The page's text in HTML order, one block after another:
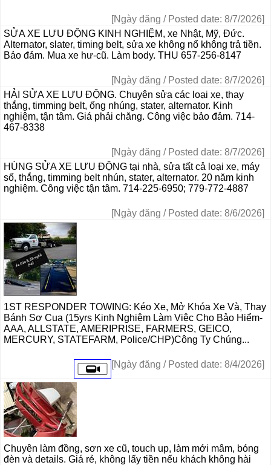
[Ngày đăng / Posted date: 8/7/2026]
SỬA XE LƯU ĐỘNG KINH NGHIỆM, xe Nhật, Mỹ, Đức.
Alternator, slater, timing belt, sửa xe không nổ không trả tiền.
Bảo đảm. Mua xe hư-cũ. Làm body. THU 657-256-8147
[Ngày đăng / Posted date: 8/7/2026]
HẢI SỬA XE LƯU ĐỘNG. Chuyên sửa các loại xe, thay
thắng, timming belt, ống nhúng, stater, alternator. Kinh
nghiệm, tận tâm. Giá phải chăng. Công việc bảo đảm. 714-
467-8338
[Ngày đăng / Posted date: 8/7/2026]
HÙNG SỬA XE LƯU ĐỘNG tại nhà, sửa tất cả loại xe, máy
số, thắng, timming belt nhún, stater, alternator. 20 năm kinh
nghiệm. Công việc tận tâm. 714-225-6950; 779-772-4887
[Ngày đăng / Posted date: 8/6/2026]
1ST RESPONDER TOWING: Kéo Xe, Mở Khóa Xe Và, Thay
Bánh Sơ Cua (15yrs Kinh Nghiệm Làm Việc Cho Bảo Hiểm-
AAA, ALLSTATE, AMERIPRISE, FARMERS, GEICO,
MERCURY, STATEFARM, Police/CHP)Công Ty Chúng...
[Ngày đăng / Posted date: 8/4/2026]
Chuyên làm đồng, sơn xe cũ, touch up, làm mới mâm, bóng
đèn và details. Giá rẻ, không lấy tiền nếu khách không hài